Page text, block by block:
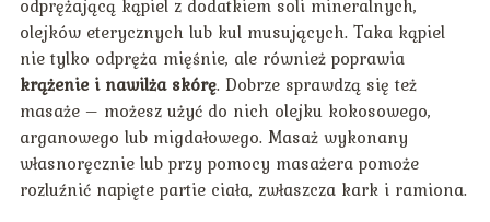
olejków eterycznych lub kul musujących. Taka kąpiel
nie tylko odpręża mięśnie, ale również poprawia
krążenie i nawilża skórę. Dobrze sprawdzą się też
masaże – możesz użyć do nich olejku kokosowego,
arganowego lub migdałowego. Masaż wykonany
własnoręcznie lub przy pomocy masażera pomoże
rozluźnić napięte partie ciała, zwłaszcza kark i ramiona.